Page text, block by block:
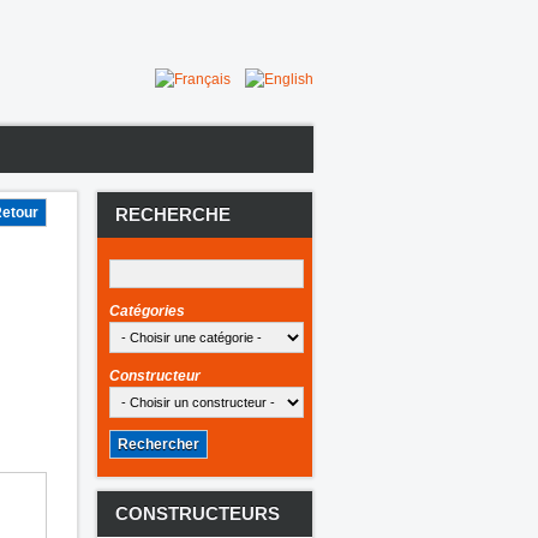
RECHERCHE
Catégories
Constructeur
CONSTRUCTEURS